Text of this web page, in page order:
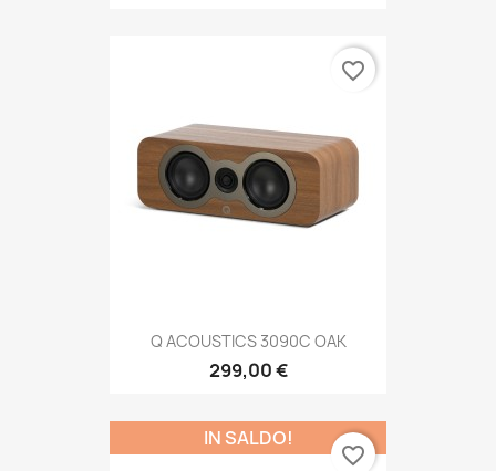
Q ACOUSTICS 3090C OAK
299,00 €
favorite_border
IN SALDO!
favorite_border